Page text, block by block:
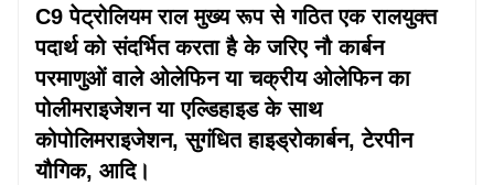
C9 पेट्रोलियम रालमुख्य रूप से गठित एक रालयुक्त
पदार्थ को संदर्भित करता हैके जरिए नौ कार्बन
परमाणुओं वाले ओलेफिन या चक्रीय ओलेफिन का
पोलीमराइजेशन या एल्डिहाइड के साथ
कोपोलिमराइजेशन,सुगंधित हाइड्रोकार्बन, टेरपीन
यौगिक, आदि।